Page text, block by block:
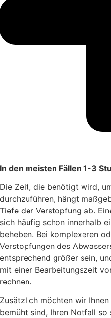
In den meisten Fällen 1-3
Die Zeit, die benötigt wird,
durchzuführen, hängt
Tiefe der Verstopfung ab.
sich häufig schon innerhalb
beheben. Bei komplexeren
Verstopfungen des
entsprechend größer sein,
mit einer Bearbeitungszeit
rechnen.
Zusätzlich möchten wir
bemüht sind, Ihren Notfall so